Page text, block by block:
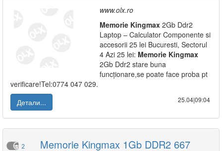
www.olx.ro
Memorie Kingmax 2Gb Ddr2
Laptop – Calculator Componente si
accesorii 25 lei Bucuresti, Sectorul
4 Azi 25 lei: Memorie Kingmax
2Gb Ddr2 stare buna
funcționare,se poate face proba pt
verificare!Tel:0774 047 029.
Детали...
25.04|09:04
2 Memorie Kingmax 1Gb DDR2 667